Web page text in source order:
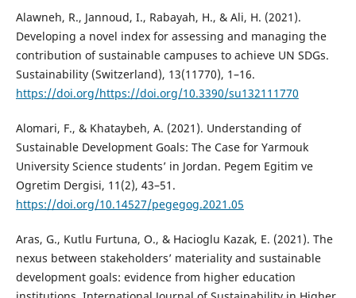
Alawneh, R., Jannoud, I., Rabayah, H., & Ali, H. (2021).
Developing a novel index for assessing and managing the
contribution of sustainable campuses to achieve UN SDGs.
Sustainability (Switzerland), 13(11770), 1–16.
https://doi.org/https://doi.org/10.3390/su132111770
Alomari, F., & Khataybeh, A. (2021). Understanding of
Sustainable Development Goals: The Case for Yarmouk
University Science students’ in Jordan. Pegem Egitim ve
Ogretim Dergisi, 11(2), 43–51.
https://doi.org/10.14527/pegegog.2021.05
Aras, G., Kutlu Furtuna, O., & Hacioglu Kazak, E. (2021). The
nexus between stakeholders’ materiality and sustainable
development goals: evidence from higher education